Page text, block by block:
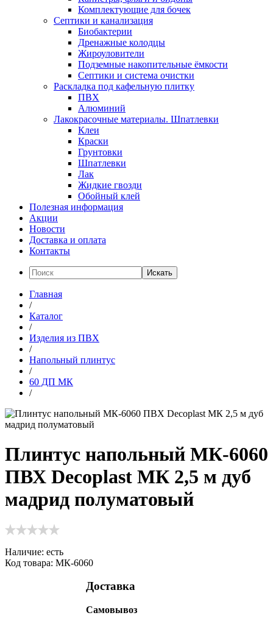
Комплектующие для бочек
Септики и канализация
Биобактерии
Дренажные колодцы
Жироуловители
Подземные накопительные ёмкости
Септики и система очистки
Раскладка под кафельную плитку
ПВХ
Алюминий
Лакокрасочные материалы. Шпатлевки
Клеи
Краски
Грунтовки
Шпатлевки
Лак
Жидкие гвозди
Обойный клей
Полезная информация
Акции
Новости
Доставка и оплата
Контакты
Искать
Главная
/
Каталог
/
Изделия из ПВХ
/
Напольный плинтус
/
60 ДП МК
/
Плинтус напольный МК-6060
ПВХ Decoplast МК 2,5 м дуб
мадрид полуматовый
Наличие: есть
Код товара: МК-6060
Доставка
Самовывоз